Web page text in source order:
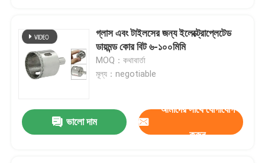
গ্লাস এবং টাইলসের জন্য ইলেক্ট্রোপ্লেটেড
ডায়মন্ড কোর বিট ৬-১০০মিমি
MOQ：কথাবার্তা
মূল্য：negotiable
ভালো দাম
আমাদের সাথে যোগাযোগ
করুন